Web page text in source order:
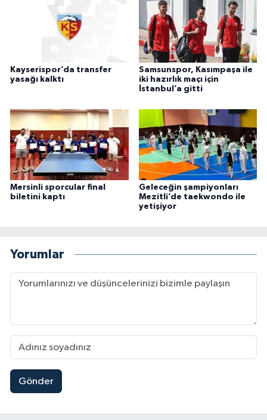
Kayserispor’da transfer
yasağı kalktı
Samsunspor, Kasımpaşa ile
iki hazırlık maçı için
İstanbul’a gitti
Mersinli sporcular final
biletini kaptı
Geleceğin şampiyonları
Mezitli’de taekwondo ile
yetişiyor
Yorumlar
Gönder